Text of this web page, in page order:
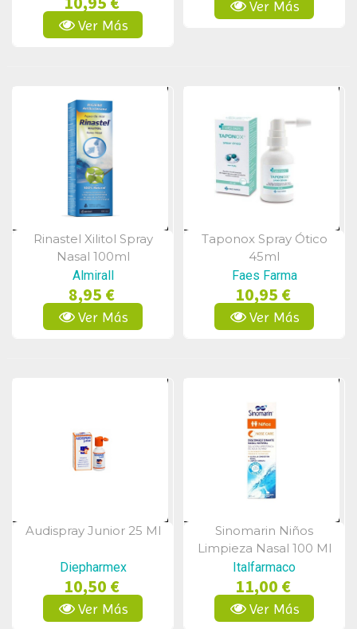
Ver Más
Ver Más
Vista Rápida
Rinastel Xilitol Spray
Nasal 100ml
Almirall
8,95 €
Ver Más
Vista Rápida
Taponox Spray Ótico
45ml
Faes Farma
10,95 €
Ver Más
Vista Rápida
Audispray Junior 25 Ml
Diepharmex
10,50 €
Ver Más
Vista Rápida
Sinomarin Niños
Limpieza Nasal 100 Ml
Italfarmaco
11,00 €
Ver Más